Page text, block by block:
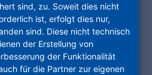
für die
Privatsphäre
13,34132Kassel
sind, zu. Soweit dies nicht
ist, erfolgt dies nur,
sind. Diese nicht technisch
der Erstellung von
der Funktionalität
für die Partner zur eigenen